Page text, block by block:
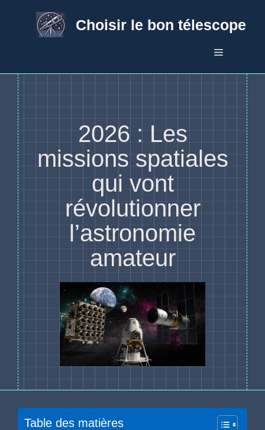
Choisir le bon télescope
Menu
2026 : Les
missions spatiales
qui vont
révolutionner
l’astronomie
amateur
Table des matières